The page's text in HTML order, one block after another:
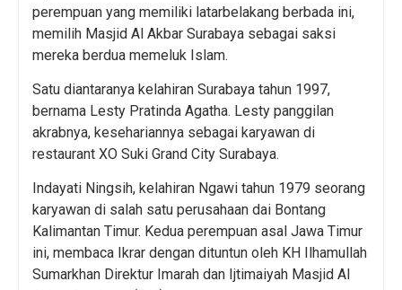
perempuan yang memiliki latarbelakang berbada ini,
memilih Masjid Al Akbar Surabaya sebagai saksi
mereka berdua memeluk Islam.
Satu diantaranya kelahiran Surabaya tahun 1997,
bernama Lesty Pratinda Agatha. Lesty panggilan
akrabnya, kesehariannya sebagai karyawan di
restaurant XO Suki Grand City Surabaya.
Indayati Ningsih, kelahiran Ngawi tahun 1979 seorang
karyawan di salah satu perusahaan dai Bontang
Kalimantan Timur. Kedua perempuan asal Jawa Timur
ini, membaca Ikrar dengan dituntun oleh KH Ilhamullah
Sumarkhan Direktur Imarah dan Ijtimaiyah Masjid Al